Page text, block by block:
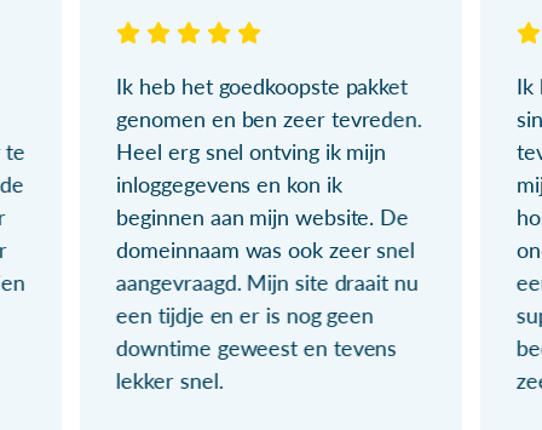
te
Ik heb het goedkoopste pakket
genomen en ben zeer tevreden.
Heel erg snel ontving ik mijn
inloggegevens en kon ik
beginnen aan mijn website. De
domeinnaam was ook zeer snel
aangevraagd. Mijn site draait nu
een tijdje en er is nog geen
downtime geweest en tevens
lekker snel.
Ik